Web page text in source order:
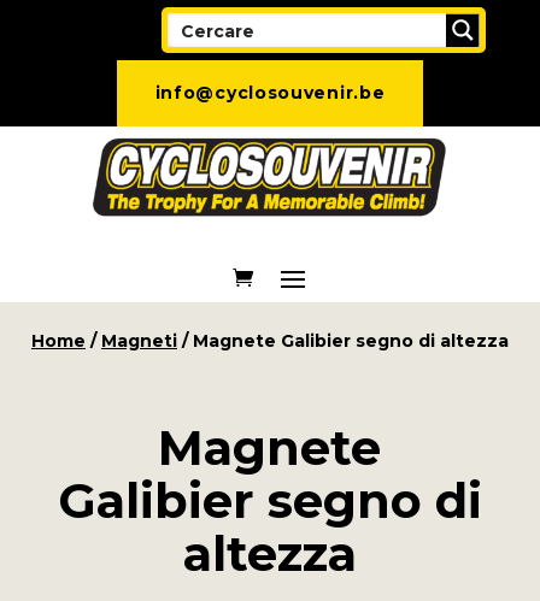
info@cyclosouvenir.be
Home / Magneti/ Magnete Galibier segno di altezza
Magnete
Galibier segno di
altezza